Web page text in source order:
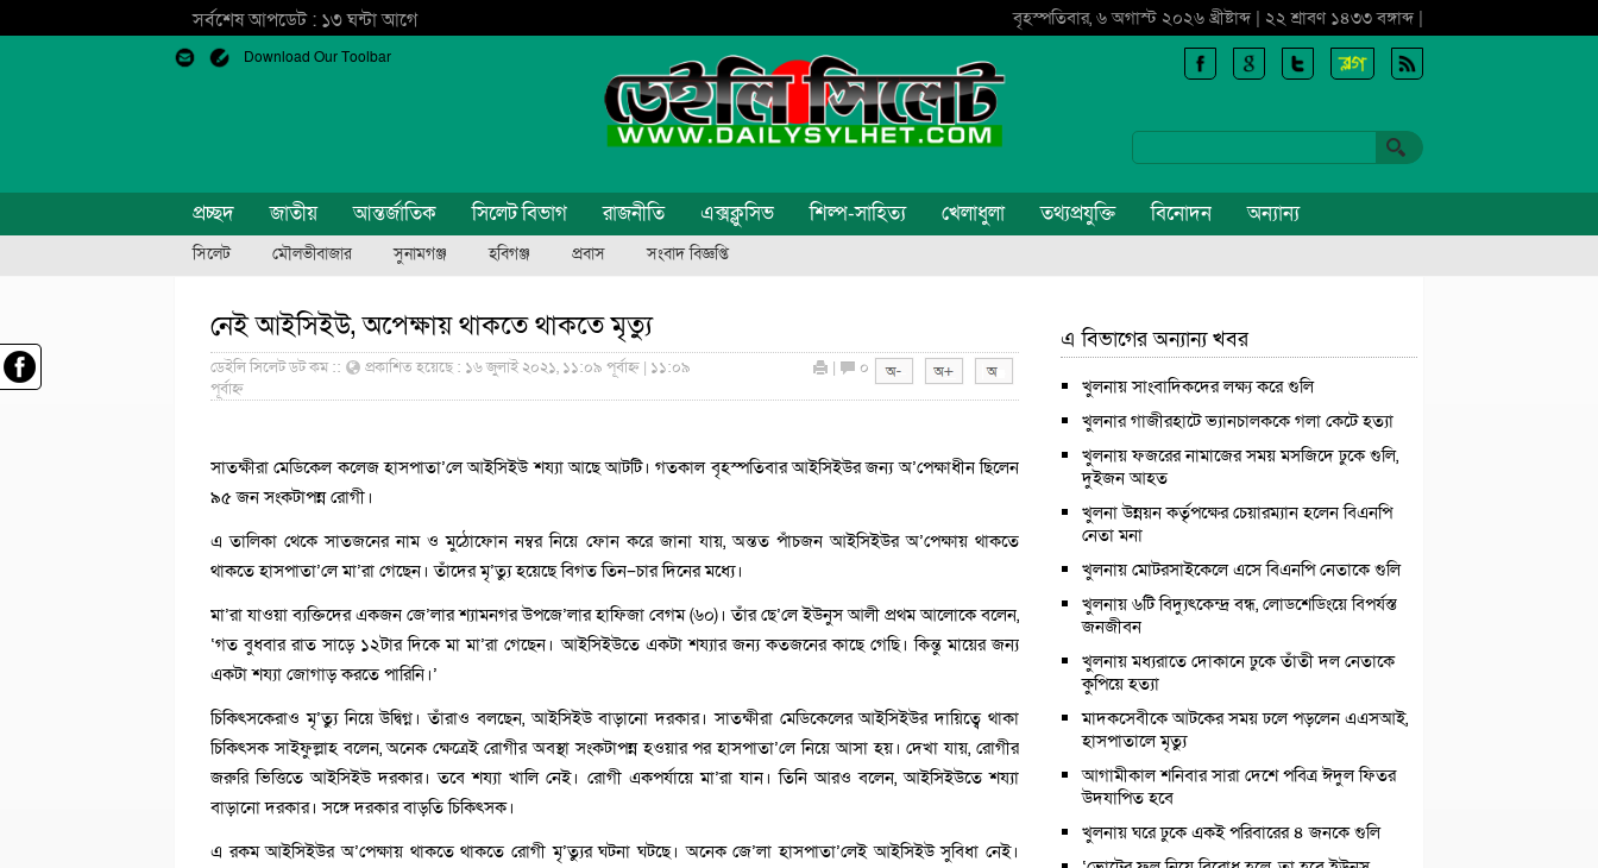
সর্বশেষ আপডেট : ১৩ ঘন্টা আগে বৃহস্পতিবার, ৬ অগাস্ট ২০২৬ খ্রীষ্টাব্দ | ২২ শ্রাবণ ১৪৩৩ বঙ্গাব্দ |
Download Our Toolbar
প্রচ্ছদ জাতীয় আন্তর্জাতিক সিলেট বিভাগ রাজনীতি এক্সক্লুসিভ শিল্প-সাহিত্য খেলাধুলা তথ্যপ্রযুক্তি বিনোদন অন্যান্য
সিলেট মৌলভীবাজার সুনামগঞ্জ হবিগঞ্জ প্রবাস সংবাদ বিজ্ঞপ্তি
নেই আইসিইউ, অপেক্ষায় থাকতে থাকতে মৃত্যু
ডেইলি সিলেট ডট কম ::
প্রকাশিত হয়েছে : ১৬ জুলাই ২০২১, ১১:০৯ পূর্বাহ্ন | ১১:০৯
পূর্বাহ্ন
| ০
সাতক্ষীরা মেডিকেল কলেজ হাসপাতা’লে আইসিইউ শয্যা আছে আটটি। গতকাল বৃহস্পতিবার আইসিইউর জন্য অ’পেক্ষাধীন ছিলেন
৯৫ জন সংকটাপন্ন রোগী।
এ তালিকা থেকে সাতজনের নাম ও মুঠোফোন নম্বর নিয়ে ফোন করে জানা যায়, অন্তত পাঁচজন আইসিইউর অ’পেক্ষায় থাকতে
থাকতে হাসপাতা’লে মা’রা গেছেন। তাঁদের মৃ’ত্যু হয়েছে বিগত তিন–চার দিনের মধ্যে।
মা’রা যাওয়া ব্যক্তিদের একজন জে’লার শ্যামনগর উপজে’লার হাফিজা বেগম (৬০)। তাঁর ছে’লে ইউনুস আলী প্রথম আলোকে বলেন,
‘গত বুধবার রাত সাড়ে ১২টার দিকে মা মা’রা গেছেন। আইসিইউতে একটা শয্যার জন্য কতজনের কাছে গেছি। কিন্তু মায়ের জন্য
একটা শয্যা জোগাড় করতে পারিনি।’
চিকিৎসকেরাও মৃ’ত্যু নিয়ে উদ্বিগ্ন। তাঁরাও বলছেন, আইসিইউ বাড়ানো দরকার। সাতক্ষীরা মেডিকেলের আইসিইউর দায়িত্বে থাকা
চিকিৎসক সাইফুল্লাহ বলেন, অনেক ক্ষেত্রেই রোগীর অবস্থা সংকটাপন্ন হওয়ার পর হাসপাতা’লে নিয়ে আসা হয়। দেখা যায়, রোগীর
জরুরি ভিত্তিতে আইসিইউ দরকার। তবে শয্যা খালি নেই। রোগী একপর্যায়ে মা’রা যান। তিনি আরও বলেন, আইসিইউতে শয্যা
বাড়ানো দরকার। সঙ্গে দরকার বাড়তি চিকিৎসক।
এ রকম আইসিইউর অ’পেক্ষায় থাকতে থাকতে রোগী মৃ’ত্যুর ঘটনা ঘটছে। অনেক জে’লা হাসপাতা’লেই আইসিইউ সুবিধা নেই।
এ বিভাগের অন্যান্য খবর
খুলনায় সাংবাদিকদের লক্ষ্য করে গুলি
খুলনার গাজীরহাটে ভ্যানচালককে গলা কেটে হত্যা
খুলনায় ফজরের নামাজের সময় মসজিদে ঢুকে গুলি,
দুইজন আহত
খুলনা উন্নয়ন কর্তৃপক্ষের চেয়ারম্যান হলেন বিএনপি
নেতা মনা
খুলনায় মোটরসাইকেলে এসে বিএনপি নেতাকে গুলি
খুলনায় ৬টি বিদ্যুৎকেন্দ্র বন্ধ, লোডশেডিংয়ে বিপর্যস্ত
জনজীবন
খুলনায় মধ্যরাতে দোকানে ঢুকে তাঁতী দল নেতাকে
কুপিয়ে হত্যা
মাদকসেবীকে আটকের সময় ঢলে পড়লেন এএসআই,
হাসপাতালে মৃত্যু
আগামীকাল শনিবার সারা দেশে পবিত্র ঈদুল ফিতর
উদযাপিত হবে
খুলনায় ঘরে ঢুকে একই পরিবারের ৪ জনকে গুলি